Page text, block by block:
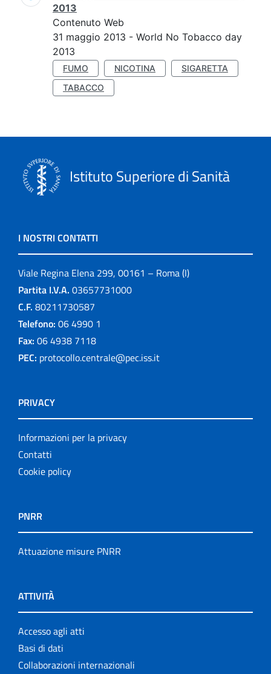
2013
Contenuto Web
31 maggio 2013 - World No Tobacco day
2013
FUMO NICOTINA
SIGARETTA
TABACCO
Istituto Superiore di Sanità
I NOSTRI CONTATTI
Viale Regina Elena 299, 00161 – Roma (I)
Partita I.V.A. 03657731000
C.F. 80211730587
Telefono: 06 4990 1
Fax: 06 4938 7118
PEC: protocollo.centrale@pec.iss.it
PRIVACY
Informazioni per la privacy
Contatti
Cookie policy
PNRR
Attuazione misure PNRR
ATTIVITÀ
Accesso agli atti
Basi di dati
Collaborazioni internazionali